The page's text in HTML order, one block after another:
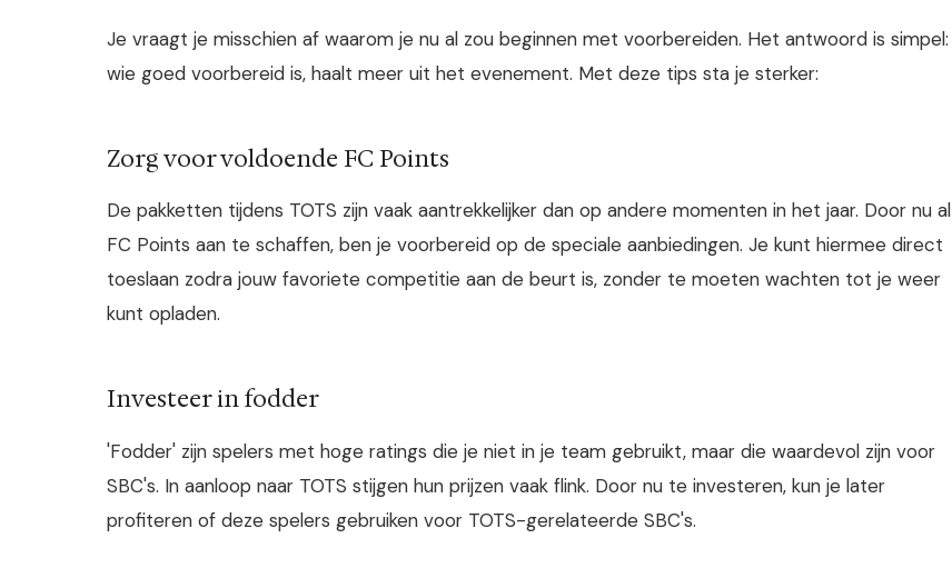
Je vraagt je misschien af waarom je nu al zou beginnen met voorbereiden. Het antwoord is simpel:
wie goed voorbereid is, haalt meer uit het evenement. Met deze tips sta je sterker:
Zorg voor voldoende FC Points
De pakketten tijdens TOTS zijn vaak aantrekkelijker dan op andere momenten in het jaar. Door nu al
FC Points aan te schaffen, ben je voorbereid op de speciale aanbiedingen. Je kunt hiermee direct
toeslaan zodra jouw favoriete competitie aan de beurt is, zonder te moeten wachten tot je weer
kunt opladen.
Investeer in fodder
'Fodder' zijn spelers met hoge ratings die je niet in je team gebruikt, maar die waardevol zijn voor
SBC's. In aanloop naar TOTS stijgen hun prijzen vaak flink. Door nu te investeren, kun je later
profiteren of deze spelers gebruiken voor TOTS-gerelateerde SBC's.